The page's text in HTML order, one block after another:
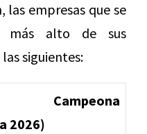
las empresas que se
más alto de sus
siguientes:
Campeona
2026)